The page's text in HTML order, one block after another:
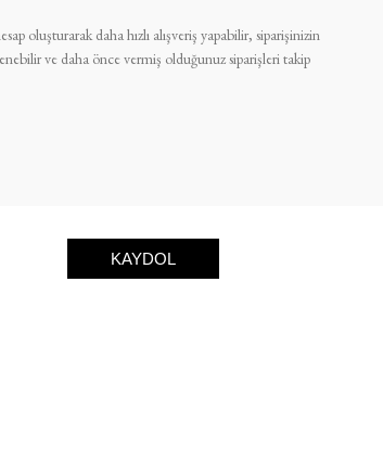
oluşturarak daha hızlı alışveriş yapabilir, siparişinizin
ve daha önce vermiş olduğunuz siparişleri takip
KAYDOL